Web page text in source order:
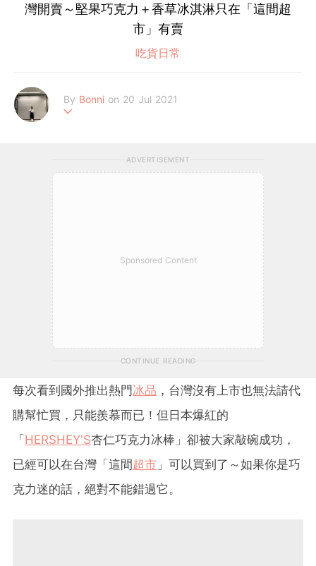
灣開賣～堅果巧克力＋香草冰淇淋只在「這間超
市」有賣
吃貨日常
By Bonni on 20 Jul 2021
ADVERTISEMENT
Sponsored Content
CONTINUE READING
每次看到國外推出熱門冰品 ，台灣沒有上市也無法請代
購幫忙買，只能羨慕而已！但日本爆紅的
「HERSHEY'S杏仁巧克力冰棒」卻被大家敲碗成功，
已經可以在台灣「這間超市 」可以買到了～如果你是巧
克力迷的話，絕對不能錯過它。